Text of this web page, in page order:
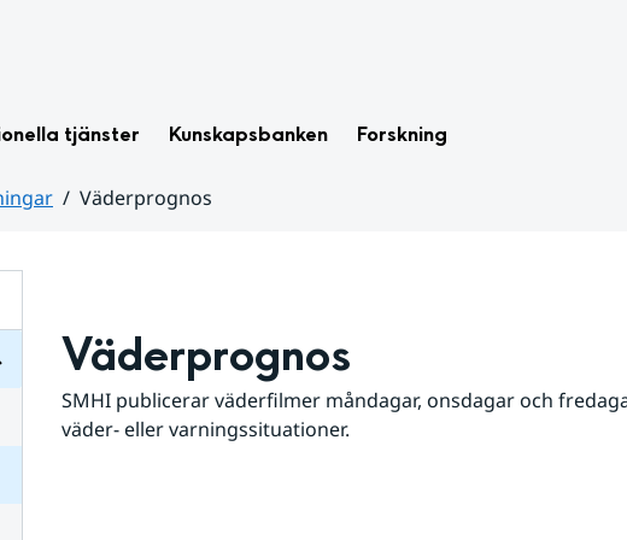
tjänster Kunskapsbanken Forskning
Väderprognos
Väderprognos
SMHI publicerar väderfilmer måndagar, onsdagar och
väder- eller varningssituationer.